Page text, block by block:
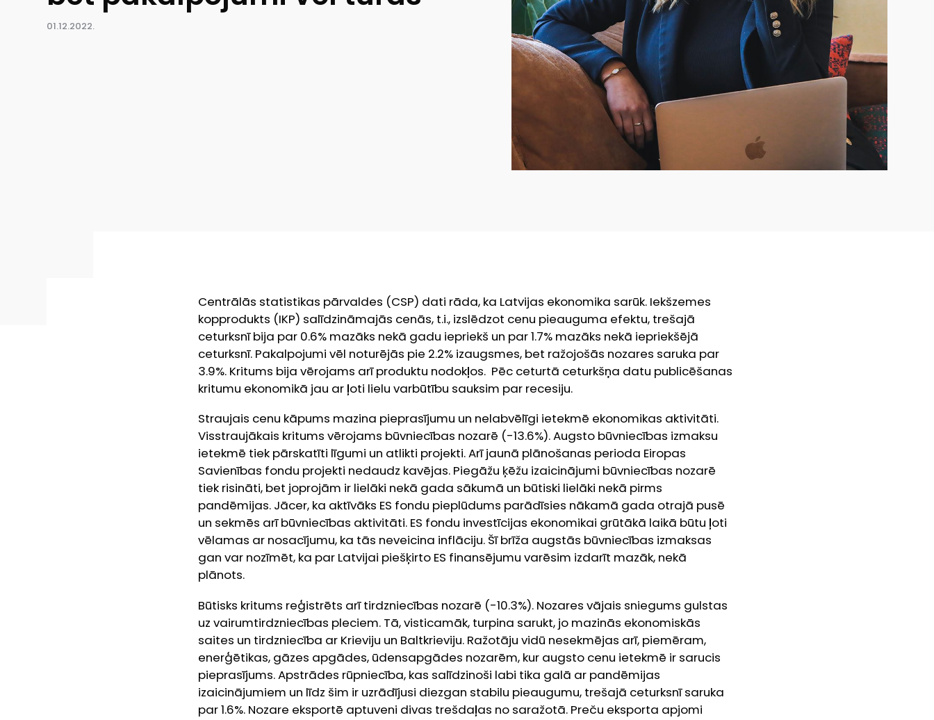
01.12.2022.
Centrālās statistikas pārvaldes (CSP) dati rāda, ka Latvijas ekonomika sarūk. Iekšzemes
kopprodukts (IKP) salīdzināmajās cenās, t.i., izslēdzot cenu pieauguma efektu, trešajā
ceturksnī bija par 0.6% mazāks nekā gadu iepriekš un par 1.7% mazāks nekā iepriekšējā
ceturksnī. Pakalpojumi vēl noturējās pie 2.2% izaugsmes, bet ražojošās nozares saruka par
3.9%. Kritums bija vērojams arī produktu nodokļos. Pēc ceturtā ceturkšņa datu publicēšanas
kritumu ekonomikā jau ar ļoti lielu varbūtību sauksim par recesiju.
Straujais cenu kāpums mazina pieprasījumu un nelabvēlīgi ietekmē ekonomikas aktivitāti.
Visstraujākais kritums vērojams būvniecības nozarē (-13.6%). Augsto būvniecības izmaksu
ietekmē tiek pārskatīti līgumi un atlikti projekti. Arī jaunā plānošanas perioda Eiropas
Savienības fondu projekti nedaudz kavējas. Piegāžu ķēžu izaicinājumi būvniecības nozarē
tiek risināti, bet joprojām ir lielāki nekā gada sākumā un būtiski lielāki nekā pirms
pandēmijas. Jācer, ka aktīvāks ES fondu pieplūdums parādīsies nākamā gada otrajā pusē
un sekmēs arī būvniecības aktivitāti. ES fondu investīcijas ekonomikai grūtākā laikā būtu ļoti
vēlamas ar nosacījumu, ka tās neveicina inflāciju. Šī brīža augstās būvniecības izmaksas
gan var nozīmēt, ka par Latvijai piešķirto ES finansējumu varēsim izdarīt mazāk, nekā
plānots.
Būtisks kritums reģistrēts arī tirdzniecības nozarē (-10.3%). Nozares vājais sniegums gulstas
uz vairumtirdzniecības pleciem. Tā, visticamāk, turpina sarukt, jo mazinās ekonomiskās
saites un tirdzniecība ar Krieviju un Baltkrieviju. Ražotāju vidū nesekmējas arī, piemēram,
enerģētikas, gāzes apgādes, ūdensapgādes nozarēm, kur augsto cenu ietekmē ir sarucis
pieprasījums. Apstrādes rūpniecība, kas salīdzinoši labi tika galā ar pandēmijas
izaicinājumiem un līdz šim ir uzrādījusi diezgan stabilu pieaugumu, trešajā ceturksnī saruka
par 1.6%. Nozare eksportē aptuveni divas trešdaļas no saražotā. Preču eksporta apjomi